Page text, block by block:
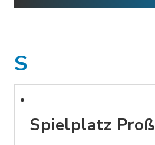
S
Spielplatz Proß